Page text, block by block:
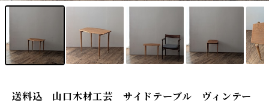
送料込 山口木材工芸 サイドテーブル ヴィンテー